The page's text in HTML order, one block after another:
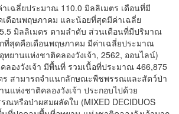
เฉลี่ยประมาณ 110.0 มิลลิเมตร เดือนที่มี
ดือนพฤษภาคม และน้อยที่สุดมีค่าเฉลี่ย
มิลลิเมตร ตามลำดับ ส่วนเดือนที่มีปริมาณ
ที่สุดคือเดือนพฤษภาคม มีค่าเฉลี่ยประมาณ
ทยานแห่งชาติคลองวังเจ้า, 2562, ออนไลน์)
วังเจ้า มีพื้นที่ รวมเนื้อที่ประมาณ 466,875
ร สามารถจำแนกลักษณะพืชพรรณและสัตว์ป่า
แห่งชาติคลองวังเจ้า ประกอบไปด้วย
อป่าผสมผลัดใบ (MIXED DECIDUOS